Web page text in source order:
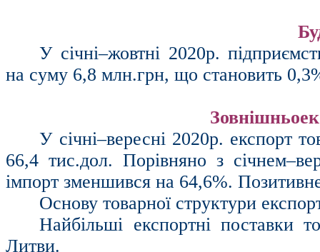
У січні–жовтні 2020р.
на суму 6,8 млн.грн, що становить
У січні–вересні 2020р. експорт
66,4 тис.дол. Порівняно з
імпорт зменшився на 64,6%.
Основу товарної структури
Найбільші експортні поставки
Литви.